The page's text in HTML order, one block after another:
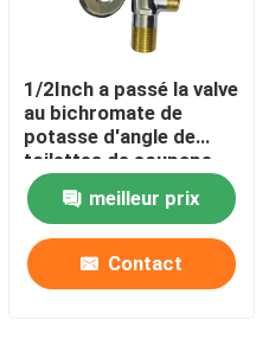
1/2Inch a passé la valve
au bichromate de
potasse d'angle de
toilettes de soupape
d'arrêt d'angle d'évier
meilleur prix
Contact